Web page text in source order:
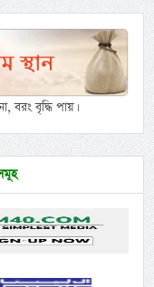
বৃদ্ধি পায়।